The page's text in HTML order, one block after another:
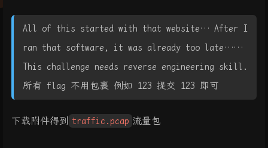
All of this started with that website… After I
ran that software, it was already too late……
This challenge needs reverse engineering skill.
所有 flag 不用包裹 例如 123 提交 123 即可
下载附件得到 traffic.pcap 流量包